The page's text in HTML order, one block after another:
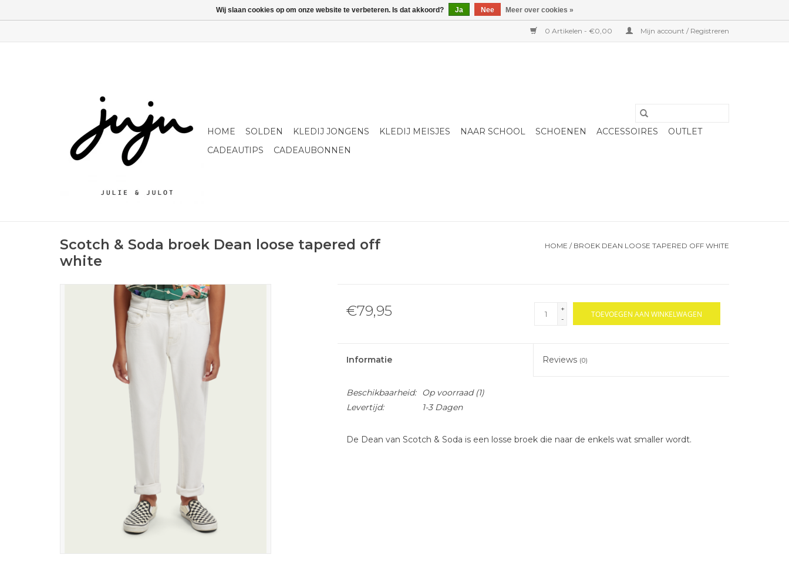
0 Artikelen - €0,00 Mijn account / Registreren
HOME SOLDEN KLEDIJ JONGENS KLEDIJ MEISJES NAAR SCHOOL SCHOENEN ACCESSOIRES
OUTLET
CADEAUTIPS
CADEAUBONNEN
Scotch & Soda broek Dean loose tapered off
white
HOME / BROEK DEAN LOOSE TAPERED OFF WHITE
€79,95
+
-
TOEVOEGEN AAN WINKELWAGEN
Informatie Reviews (0)
Beschikbaarheid: Op voorraad(1)
Levertijd:
1-3 Dagen
De Dean van Scotch & Soda is een losse broek die naar de enkels wat smaller wordt.
Wij slaan cookies op om onze website te verbeteren. Is dat akkoord? Ja Nee Meer over cookies »